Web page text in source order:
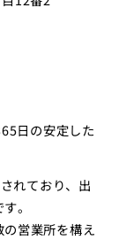
日の安定した
れており、出
。
営業所を構え